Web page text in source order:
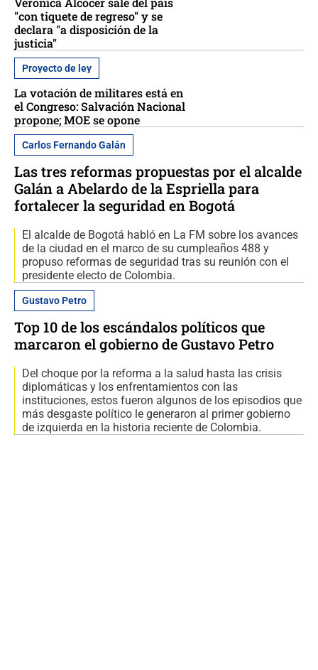
"con tiquete de regreso" y se
declara "a disposición de la
justicia"
Proyecto de ley
La votación de militares está en
el Congreso: Salvación Nacional
propone; MOE se opone
Carlos Fernando Galán
Las tres reformas propuestas por el alcalde
Galán a Abelardo de la Espriella para
fortalecer la seguridad en Bogotá
El alcalde de Bogotá habló en La FM sobre los avances
de la ciudad en el marco de su cumpleaños 488 y
propuso reformas de seguridad tras su reunión con el
presidente electo de Colombia.
Gustavo Petro
Top 10 de los escándalos políticos que
marcaron el gobierno de Gustavo Petro
Del choque por la reforma a la salud hasta las crisis
diplomáticas y los enfrentamientos con las
instituciones, estos fueron algunos de los episodios que
más desgaste político le generaron al primer gobierno
de izquierda en la historia reciente de Colombia.